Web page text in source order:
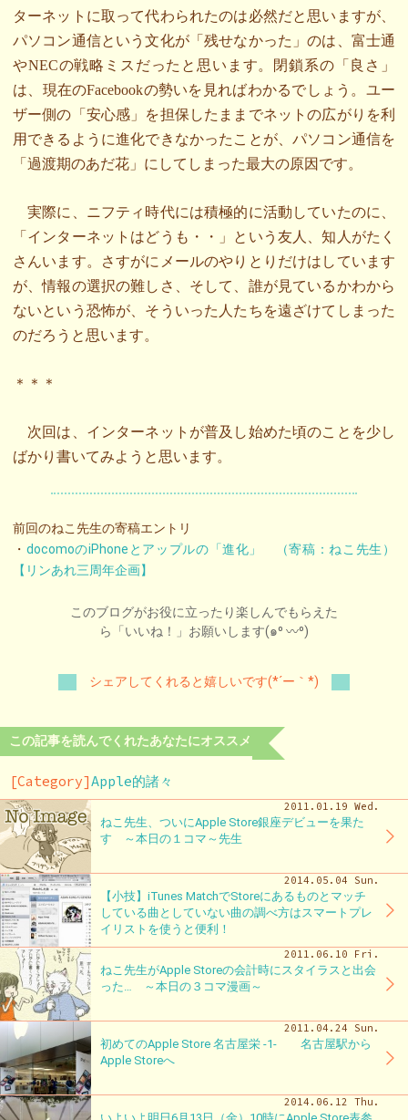
ターネットに取って代わられたのは必然だと思いますが、
パソコン通信という文化が「残せなかった」のは、富士通
やNECの戦略ミスだったと思います。閉鎖系の「良さ」
は、現在のFacebookの勢いを見ればわかるでしょう。ユー
ザー側の「安心感」を担保したままでネットの広がりを利
用できるように進化できなかったことが、パソコン通信を
「過渡期のあだ花」にしてしまった最大の原因です。
実際に、ニフティ時代には積極的に活動していたのに、
「インターネットはどうも・・」という友人、知人がたく
さんいます。さすがにメールのやりとりだけはしています
が、情報の選択の難しさ、そして、誰が見ているかわから
ないという恐怖が、そういった人たちを遠ざけてしまった
のだろうと思います。
＊＊＊
次回は、インターネットが普及し始めた頃のことを少し
ばかり書いてみようと思います。
前回のねこ先生の寄稿エントリ
・ docomoのiPhoneとアップルの「進化」 （寄稿：ねこ先生）
【リンあれ三周年企画】
このブログがお役に立ったり楽しんでもらえた
ら「いいね！」お願いします(๑⁰ 〰⁰)
シェアしてくれると嬉しいです(*´ー｀*)
この記事を読んでくれたあなたにオススメ
[Category]Apple的諸々
2011.01.19 Wed.
ねこ先生、ついにApple Store銀座デビューを果た
す ～本日の１コマ～先生
2014.05.04 Sun.
【小技】iTunes MatchでStoreにあるものとマッチ
している曲としていない曲の調べ方はスマートプレ
イリストを使うと便利！
2011.06.10 Fri.
ねこ先生がApple Storeの会計時にスタイラスと出会
った… ～本日の３コマ漫画～
2011.04.24 Sun.
初めてのApple Store 名古屋栄 -1- 名古屋駅から
Apple Storeへ
2014.06.12 Thu.